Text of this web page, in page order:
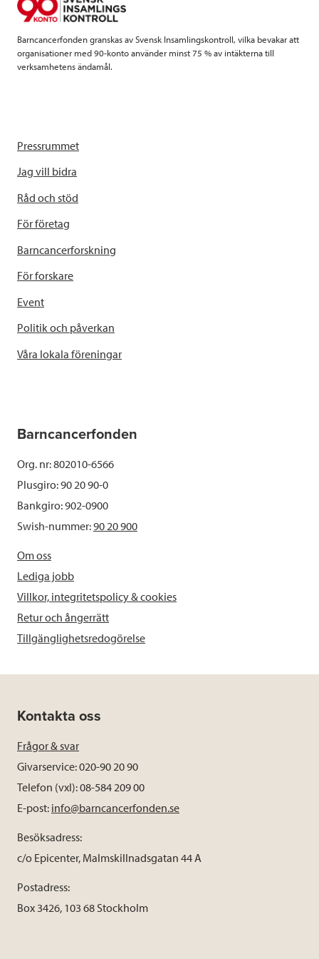
k
Barncancerfonden granskas av Svensk Insamlingskontroll, vilka bevakar att
organisationer med 90-konto använder minst 75 % av intäkterna till
verksamhetens ändamål.
Pressrummet
Jag vill bidra
Råd och stöd
För företag
Barncancerforskning
För forskare
Event
Politik och påverkan
Våra lokala föreningar
Barncancerfonden
Org. nr: 802010-6566
Plusgiro: 90 20 90-0
Bankgiro: 902-0900
Swish-nummer:90 20 900
Om oss
Lediga jobb
Villkor, integritetspolicy & cookies
Retur och ångerrätt
Tillgänglighetsredogörelse
Kontakta oss
Frågor & svar
Givarservice: 020-90 20 90
Telefon (vxl): 08-584 209 00
E-post: info@barncancerfonden.se
Besöksadress:
c/o Epicenter, Malmskillnadsgatan 44 A
Postadress:
Box 3426, 103 68 Stockholm